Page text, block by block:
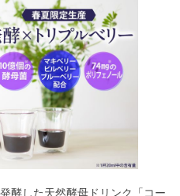
酵した天然酵母ドリンク「コー